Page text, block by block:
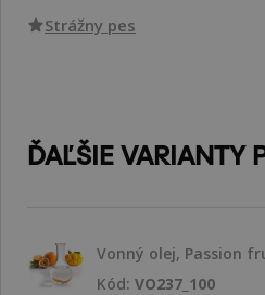
Strážny pes
ĎAĽŠIE VARIANTY
Vonný olej, Passion
Kód: VO237_100